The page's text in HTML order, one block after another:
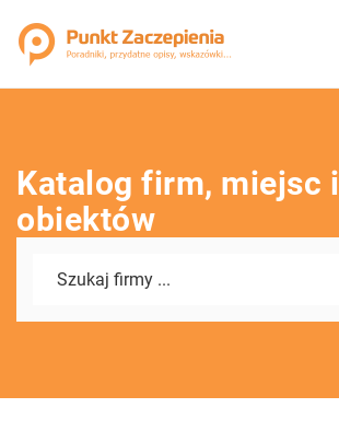
Katalog firm, miejsc i
obiektów